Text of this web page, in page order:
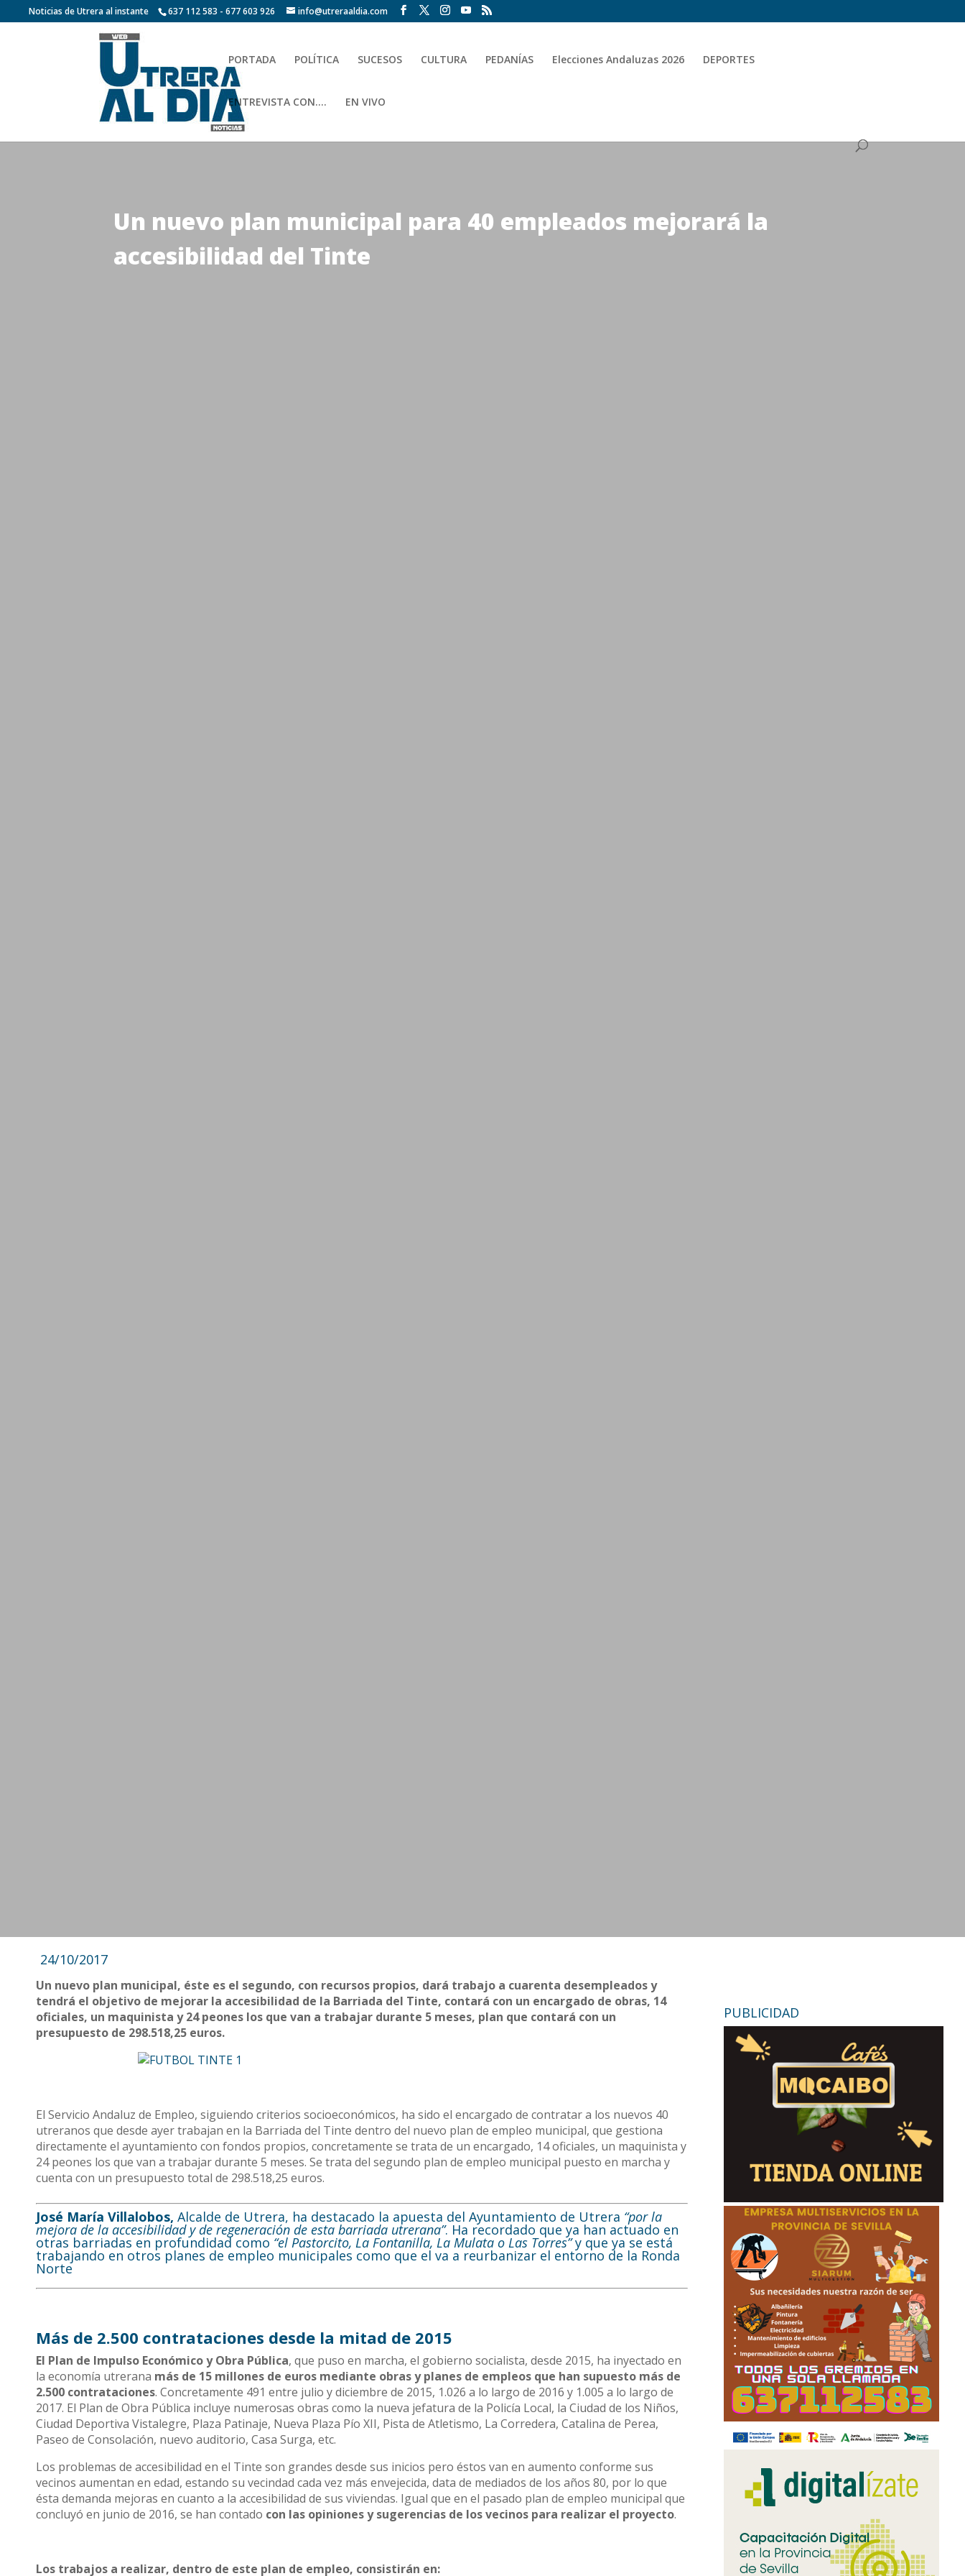
Noticias de Utrera al instante 637 112 583 - 677 603 926 info@utreraaldia.com
PORTADA POLÍTICA SUCESOS CULTURA PEDANÍAS Elecciones Andaluzas 2026 DEPORTES
ENTREVISTA CON…. EN VIVO
Un nuevo plan municipal para 40 empleados mejorará la
accesibilidad del Tinte
24/10/2017
Un nuevo plan municipal, éste es el segundo, con recursos propios, dará trabajo a cuarenta desempleados y
tendrá el objetivo de mejorar la accesibilidad de la Barriada del Tinte, contará con un encargado de obras, 14
oficiales, un maquinista y 24 peones los que van a trabajar durante 5 meses, plan que contará con un
presupuesto de 298.518,25 euros.
El Servicio Andaluz de Empleo, siguiendo criterios socioeconómicos, ha sido el encargado de contratar a los nuevos 40
utreranos que desde ayer trabajan en la Barriada del Tinte dentro del nuevo plan de empleo municipal, que gestiona
directamente el ayuntamiento con fondos propios, concretamente se trata de un encargado, 14 oficiales, un maquinista y
24 peones los que van a trabajar durante 5 meses. Se trata del segundo plan de empleo municipal puesto en marcha y
cuenta con un presupuesto total de 298.518,25 euros.
José María Villalobos, Alcalde de Utrera, ha destacado la apuesta del Ayuntamiento de Utrera “por la
mejora de la accesibilidad y de regeneración de esta barriada utrerana”. Ha recordado que ya han actuado en
otras barriadas en profundidad como “el Pastorcito, La Fontanilla, La Mulata o Las Torres”y que ya se está
trabajando en otros planes de empleo municipales como que el va a reurbanizar el entorno de la Ronda
Norte
Más de 2.500 contrataciones desde la mitad de 2015
El Plan de Impulso Económico y Obra Pública, que puso en marcha, el gobierno socialista, desde 2015, ha inyectado en
la economía utrerana más de 15 millones de euros mediante obras y planes de empleos que han supuesto más de
2.500 contrataciones. Concretamente 491 entre julio y diciembre de 2015, 1.026 a lo largo de 2016 y 1.005 a lo largo de
2017. El Plan de Obra Pública incluye numerosas obras como la nueva jefatura de la Policía Local, la Ciudad de los Niños,
Ciudad Deportiva Vistalegre, Plaza Patinaje, Nueva Plaza Pío XII, Pista de Atletismo, La Corredera, Catalina de Perea,
Paseo de Consolación, nuevo auditorio, Casa Surga, etc.
Los problemas de accesibilidad en el Tinte son grandes desde sus inicios pero éstos van en aumento conforme sus
vecinos aumentan en edad, estando su vecindad cada vez más envejecida, data de mediados de los años 80, por lo que
ésta demanda mejoras en cuanto a la accesibilidad de sus viviendas. Igual que en el pasado plan de empleo municipal que
concluyó en junio de 2016, se han contado con las opiniones y sugerencias de los vecinos para realizar el proyecto.
Los trabajos a realizar, dentro de este plan de empleo, consistirán en:
PUBLICIDAD